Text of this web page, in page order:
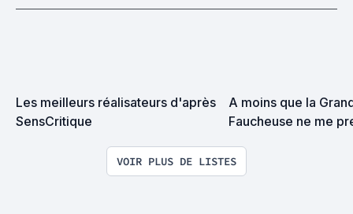
Les meilleurs réalisateurs d'après
SensCritique
A moins que la
Faucheuse ne me
VOIR PLUS DE LISTES